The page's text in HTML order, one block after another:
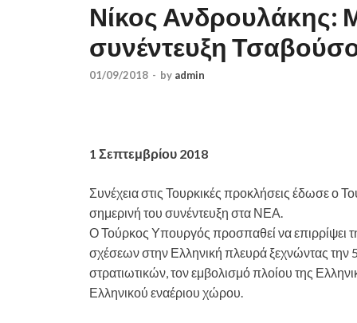
Νίκος Ανδρουλάκης:
συνέντευξη
01/09/2018 - by admin
1 Σεπτεμβρίου 2018
Συνέχεια στις Τουρκικές προκλήσεις έδωσε
σημερινή του συνέντευξη στα ΝΕΑ.
Ο Τούρκος Υπουργός προσπαθεί να επιρρίψει
σχέσεων στην Ελληνική πλευρά ξεχνώντας
στρατιωτικών, τον εμβολισμό πλοίου της
Ελληνικού εναέριου χώρου.